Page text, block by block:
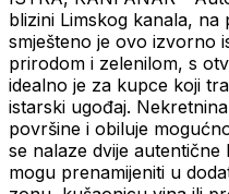
blizini Limskog kanala, na
smješteno je ovo izvorno
prirodom i zelenilom, s
idealno je za kupce koji
istarski ugođaj.
površine i obiluje
se nalaze dvije
mogu prenamijeniti u